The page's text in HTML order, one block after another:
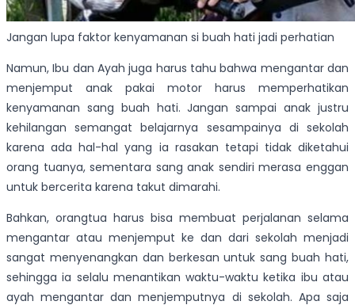
Jangan lupa faktor kenyamanan si buah hati jadi perhatian
Namun, Ibu dan Ayah juga harus tahu bahwa mengantar dan
menjemput anak pakai motor harus memperhatikan
kenyamanan sang buah hati. Jangan sampai anak justru
kehilangan semangat belajarnya sesampainya di sekolah
karena ada hal-hal yang ia rasakan tetapi tidak diketahui
orang tuanya, sementara sang anak sendiri merasa enggan
untuk bercerita karena takut dimarahi.
Bahkan, orangtua harus bisa membuat perjalanan selama
mengantar atau menjemput ke dan dari sekolah menjadi
sangat menyenangkan dan berkesan untuk sang buah hati,
sehingga ia selalu menantikan waktu-waktu ketika ibu atau
ayah mengantar dan menjemputnya di sekolah. Apa saja